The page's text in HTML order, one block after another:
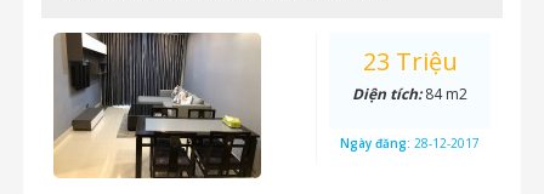
23 Triệu
Diện tích:84 m2
Ngày đăng: 28-12-2017